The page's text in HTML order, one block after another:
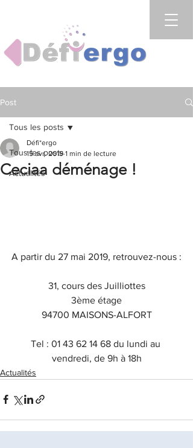
Post
Tous les posts
Actualités
Tous les posts
Ceciaa déménage !
Défi*ergo
15 avr. 2019 1 min de lecture
A partir du 27 mai 2019, retrouvez-nous :
31, cours des Juilliottes
3ème étage
94700 MAISONS-ALFORT
Tel : 01 43 62 14 68 du lundi au
vendredi, de 9h à 18h
Actualités